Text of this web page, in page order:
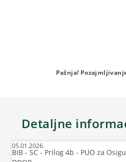
Pažnja!
Detaljne
05.01.2026.
BIB - SC - Prilog 4b - PUO za